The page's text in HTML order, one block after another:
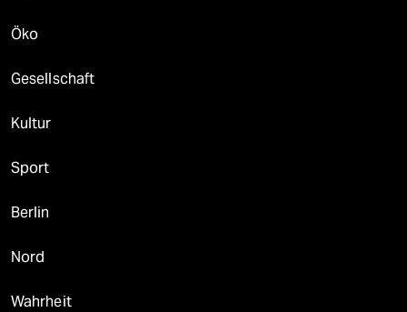
Öko
Gesellschaft
Kultur
Sport
Berlin
Nord
Wahrheit